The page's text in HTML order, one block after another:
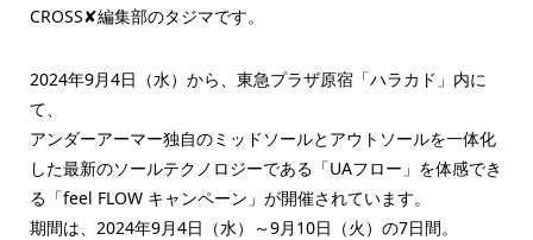
CROSS✘編集部のタジマです。
2024年9月4日（水）から、東急プラザ原宿「ハラカド」内に
て、
アンダーアーマー独自のミッドソールとアウトソールを一体化
した最新のソールテクノロジーである「UAフロー」を体感でき
る「feel FLOW キャンペーン」が開催されています。
期間は、2024年9月4日（水）～9月10日（火）の7日間。